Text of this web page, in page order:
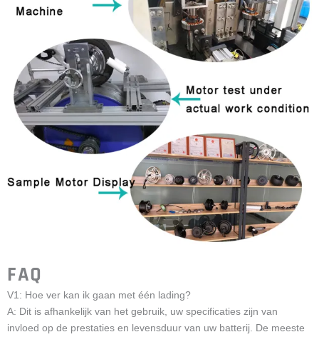
FAQ
V1: Hoe ver kan ik gaan met één lading?
A: Dit is afhankelijk van het gebruik, uw specificaties zijn van
invloed op de prestaties en levensduur van uw batterij. De meeste